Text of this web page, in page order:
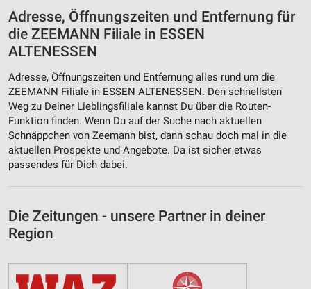
Adresse, Öffnungszeiten und Entfernung für
die ZEEMANN Filiale in ESSEN
ALTENESSEN
Adresse, Öffnungszeiten und Entfernung alles rund um die
ZEEMANN Filiale in ESSEN ALTENESSEN. Den schnellsten
Weg zu Deiner Lieblingsfiliale kannst Du über die Routen-
Funktion finden. Wenn Du auf der Suche nach aktuellen
Schnäppchen von Zeemann bist, dann schau doch mal in die
aktuellen Prospekte und Angebote. Da ist sicher etwas
passendes für Dich dabei.
Die Zeitungen - unsere Partner in deiner
Region